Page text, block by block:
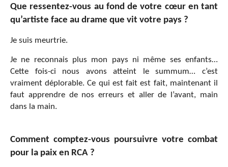
Que ressentez-vous au fond de votre cœur en tant
qu’artiste face au drame que vit votre pays ?
Je suis meurtrie.
Je ne reconnais plus mon pays ni même ses enfants…
Cette fois-ci nous avons atteint le summum… c’est
vraiment déplorable. Ce qui est fait est fait, maintenant il
faut apprendre de nos erreurs et aller de l’avant, main
dans la main.
Comment comptez-vous poursuivre votre combat
pour la paix en RCA ?